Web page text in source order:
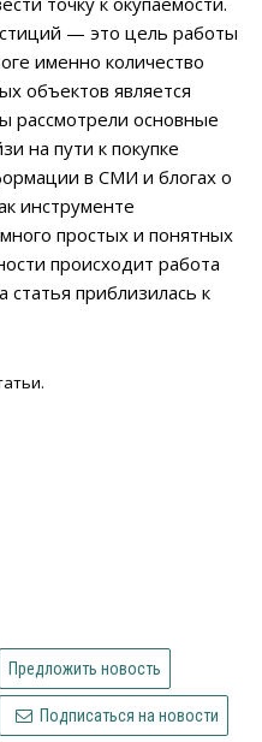
— это цель работы
именно количество
объектов является
рассмотрели основные
на пути к покупке
в СМИ и блогах о
инструменте
простых и понятных
происходит работа
приблизилась к
Предложить новость
Подписаться на новости